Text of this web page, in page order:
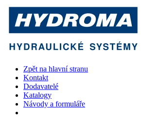
Zpět na hlavní stranu
Kontakt
Dodavatelé
Katalogy
Návody a formuláře